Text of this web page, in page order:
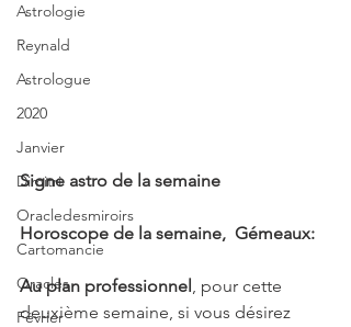
Astrologie
Reynald
Astrologue
2020
Janvier
Dimitri
Oracledesmiroirs
Cartomancie
Oracles
Février
Signe astro de la semaine
Horoscope de la semaine,  Gémeaux:
Au plan professionnel , pour cette
deuxième semaine, si vous désirez